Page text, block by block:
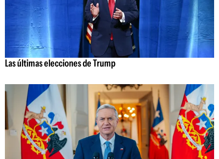
Las últimas elecciones de Trump